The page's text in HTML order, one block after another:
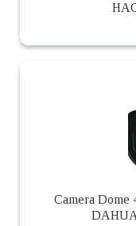
Camera Dome